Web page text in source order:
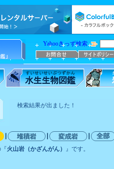
Yahooきっず検索
検索結果が出ました！
火山岩（かざんがん） 』です。